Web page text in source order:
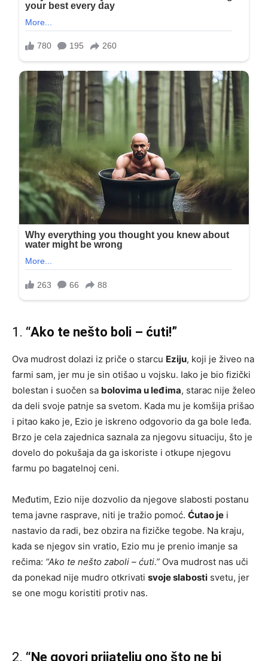
1. “Ako te nešto boli – ćuti!”
Ova mudrost dolazi iz priče o starcu Eziju, koji je živeo na
farmi sam, jer mu je sin otišao u vojsku. Iako je bio fizički
bolestan i suočen sa bolovima u leđima, starac nije želeo
da deli svoje patnje sa svetom. Kada mu je komšija prišao
i pitao kako je, Ezio je iskreno odgovorio da ga bole leđa.
Brzo je cela zajednica saznala za njegovu situaciju, što je
dovelo do pokušaja da ga iskoriste i otkupe njegovu
farmu po bagatelnoj ceni.
Međutim, Ezio nije dozvolio da njegove slabosti postanu
tema javne rasprave, niti je tražio pomoć. Ćutao je i
nastavio da radi, bez obzira na fizičke tegobe. Na kraju,
kada se njegov sin vratio, Ezio mu je prenio imanje sa
rečima: “Ako te nešto zaboli – ćuti.” Ova mudrost nas uči
da ponekad nije mudro otkrivati svoje slabosti svetu, jer
se one mogu koristiti protiv nas.
2. “Ne govori prijatelju ono što ne bi